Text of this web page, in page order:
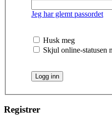
Jeg har glemt passordet
Husk meg
Skjul online-statusen
Registrer